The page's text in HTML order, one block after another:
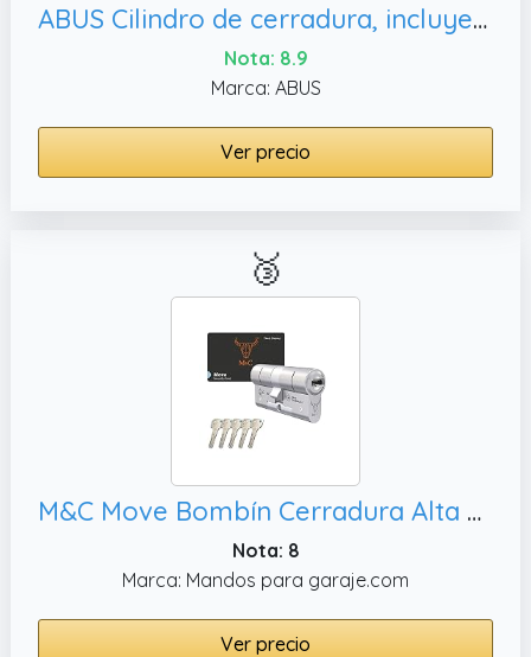
ABUS Cilindro de cerradura, incluye ToniTec CodeCard
Nota: 8.9
Marca: ABUS
Ver precio
🥉
M&C Move Bombín Cerradura Alta Seguridad Anti Topolino Leva Larga Doble Embrague Seguridad Máxima SKG 3 Estrellas 32x32mm Anti Bumping Anti Taladro Níquel Pulido 5 Llaves Incluidas
Nota: 8
Marca: Mandos para garaje.com
Ver precio